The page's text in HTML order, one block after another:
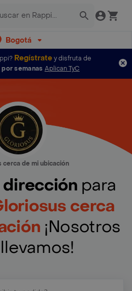
Bogotá
Regístratey disfruta de
semanas Aplican TyC
cerca de mi ubicación
dirección para
cerca
¡Nosotros